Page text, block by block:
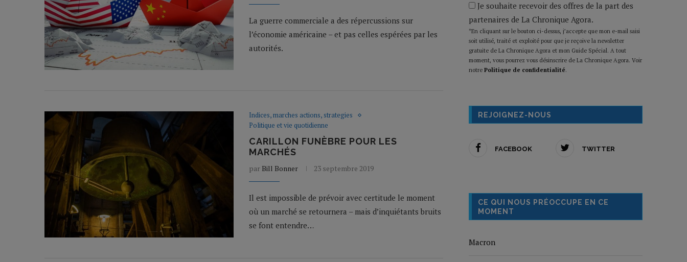
La guerre commerciale a des répercussions sur
l’économie américaine – et pas celles espérées par les
autorités.
Indices, marches actions, strategies
Politique et vie quotidienne
CARILLON FUNÈBRE POUR LES
MARCHÉS
par Bill Bonner 23 septembre 2019
Il est impossible de prévoir avec certitude le moment
où un marché se retournera – mais d’inquiétants bruits
se font entendre…
Je souhaite recevoir des offres de la part des
partenaires de La Chronique Agora.
*En cliquant sur le bouton ci-dessus, j’accepte que mon e-mail saisi
soit utilisé, traité et exploité pour que je reçoive la newsletter
gratuite de La Chronique Agora et mon Guide Spécial. A tout
moment, vous pourrez vous désinscrire de La Chronique Agora. Voir
notre Politique de confidentialité.
REJOIGNEZ-NOUS
FACEBOOK TWITTER
CE QUI NOUS PRÉOCCUPE EN CE
MOMENT
Macron